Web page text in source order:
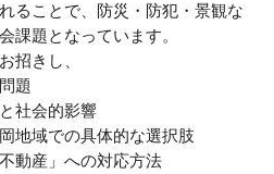
ることで、防災・防犯・景観な
課題となっています。
招きし、
題
社会的影響
地域での具体的な選択肢
動産」への対応方法